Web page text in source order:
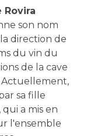
son nom
la direction de
du vin du
de la cave
Actuellement,
sa fille
a mis en
l'ensemble